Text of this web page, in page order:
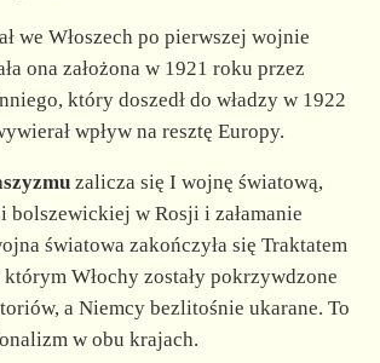
we Włoszech po pierwszej wojnie
ona założona w 1921 roku przez
który doszedł do władzy w 1922
wpływ na resztę Europy.
zalicza się I wojnę światową,
w Rosji i załamanie
światowa zakończyła się Traktatem
Włochy zostały pokrzywdzone
a Niemcy bezlitośnie ukarane. To
w obu krajach.